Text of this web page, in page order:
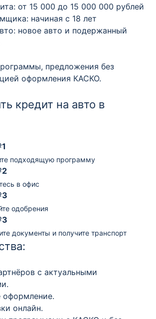
от 15 000 до 15 000 000 рублей
начиная с 18 лет
новое авто и подержанный
предложения без
оформления КАСКО.
кредит на авто в
подходящую программу
в офис
одобрения
документы и получите транспорт
с актуальными
оформление.
онлайн.